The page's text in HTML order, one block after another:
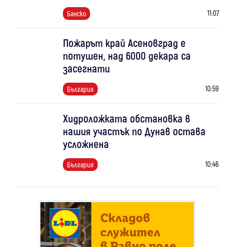
Банско 11:07
Пожарът край Асеновград е
потушен, над 6000 декара са
засегнати
България 10:59
Хидроложката обстановка в
нашия участък по Дунав остава
усложнена
България 10:46